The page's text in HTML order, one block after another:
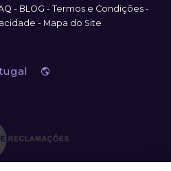
- BLOG - Termos e Condições-
- Mapa do Site